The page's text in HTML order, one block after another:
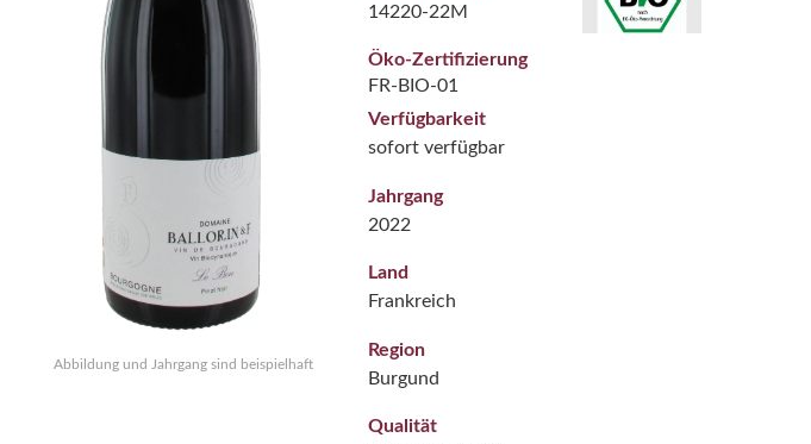
Abbildung und Jahrgang sind beispielhaft
14220-22M
Öko-Zertifizierung
FR-BIO-01
Verfügbarkeit
sofort verfügbar
Jahrgang
2022
Land
Frankreich
Region
Burgund
Qualität